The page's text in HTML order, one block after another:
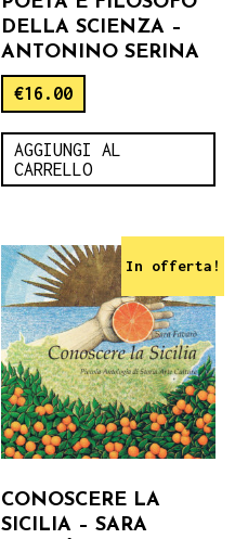
DELLA SCIENZA –
ANTONINO SERINA
€16.00
AGGIUNGI AL
CARRELLO
In offerta!
CONOSCERE LA
SICILIA – SARA